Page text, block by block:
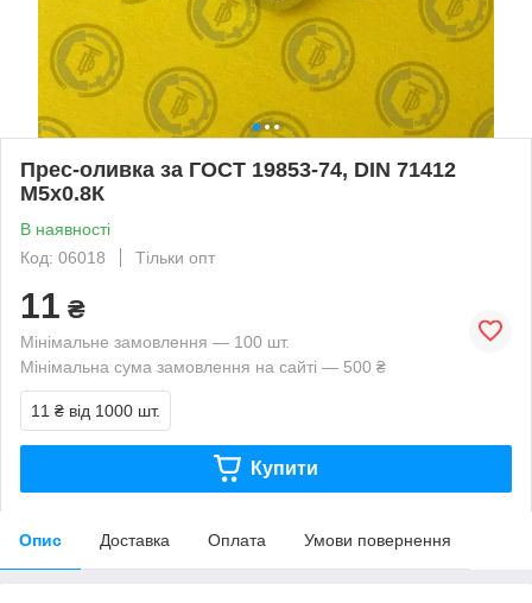
Прес-оливка за ГОСТ 19853-74, DIN 71412
М5х0.8К
В наявності
Код: 06018
Тільки опт
11 ₴
Мінімальне замовлення — 100 шт.
Мінімальна сума замовлення на сайті — 500 ₴
11 ₴ від 1000 шт.
Купити
Опис Доставка Оплата Умови повернення